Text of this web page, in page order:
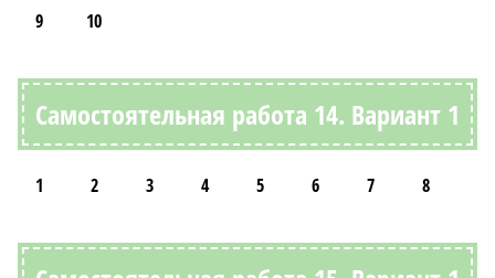
9
10
Самостоятельная работа 14. Вариант 1
1 2 3 4 5 6 7 8